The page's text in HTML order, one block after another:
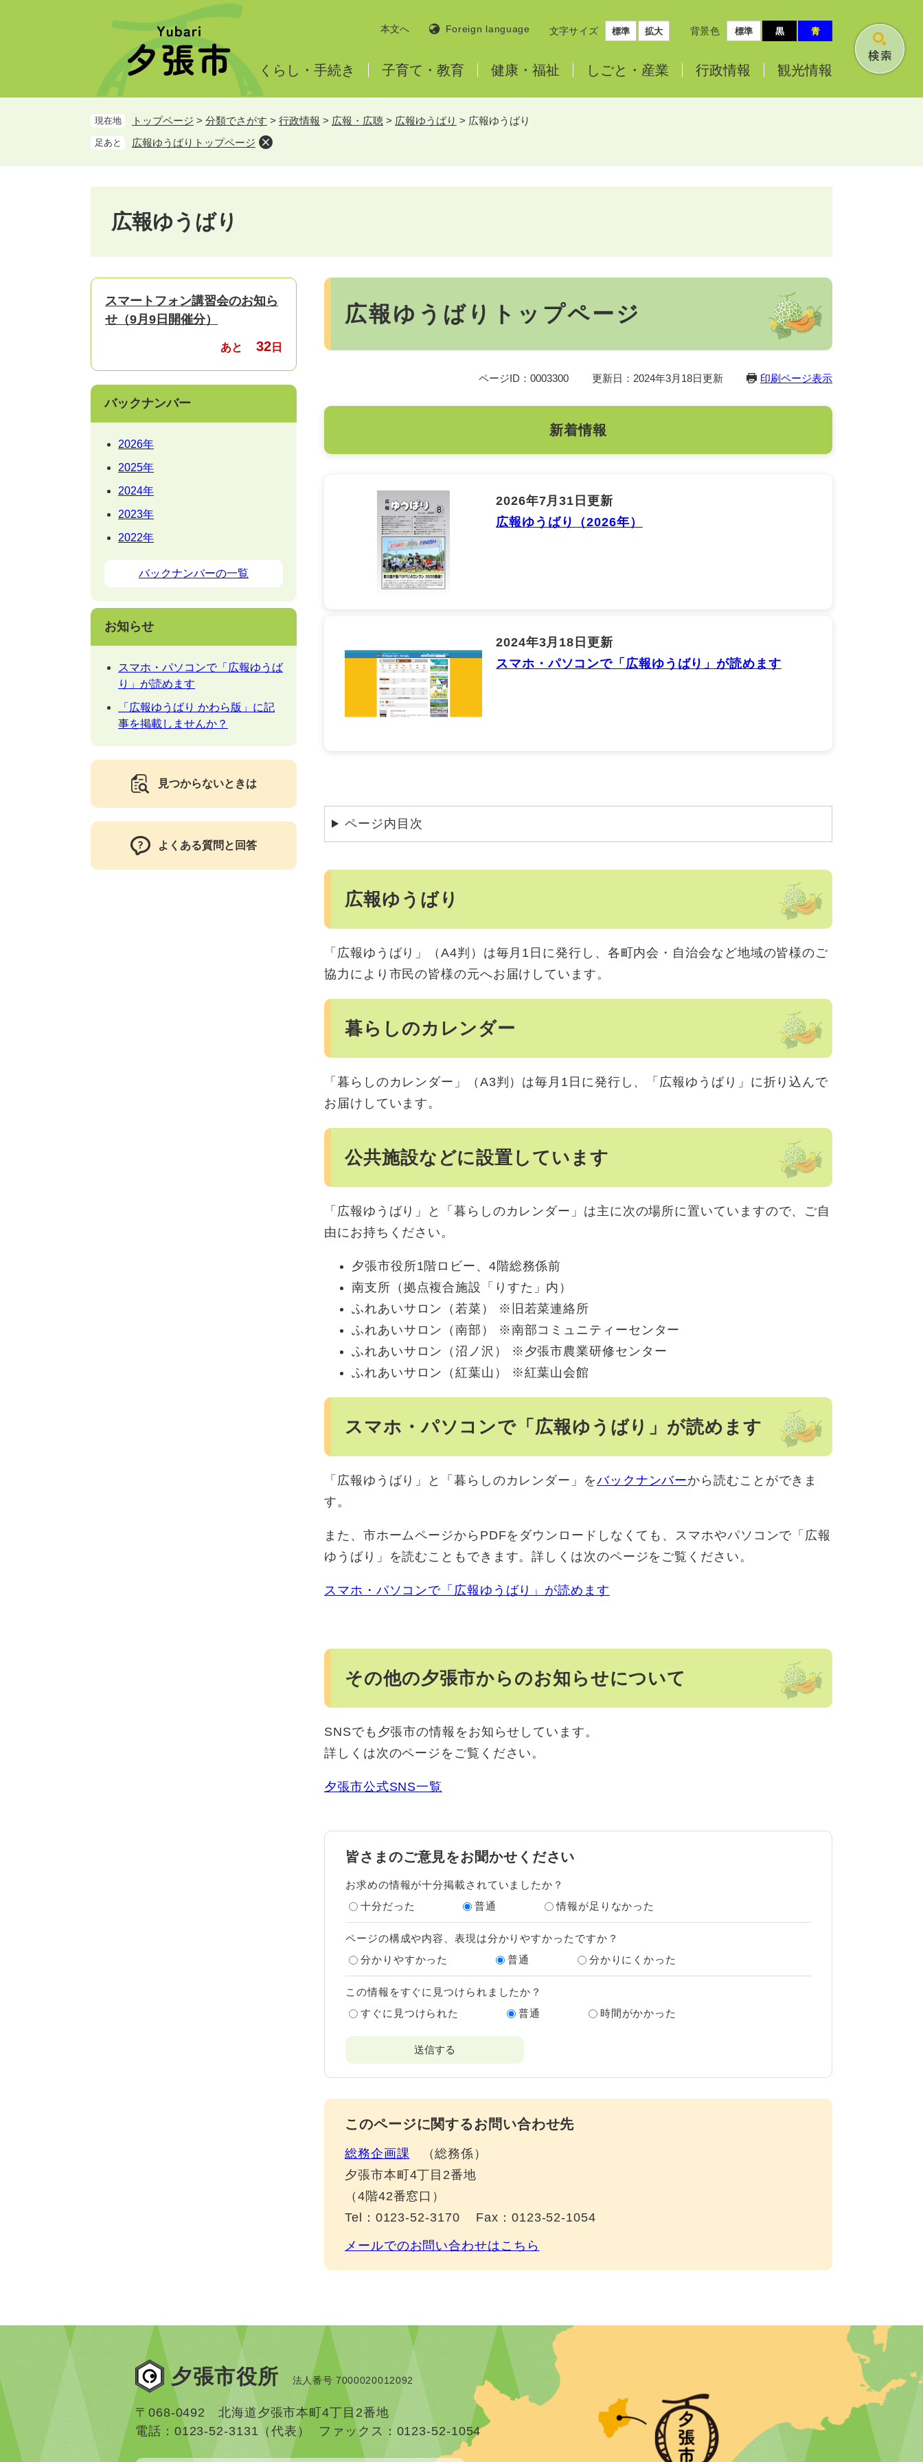
本文へ Foreign language 文字サイズ 標準 拡大 背景色 標準 黒 青
くらし・ 手続き 子育て・ 教育 健康・ 福祉 しごと・ 産業 行政情報 観光情報
検
現在地 トップページ > 分類でさがす > 行政情報 > 広報・広聴 > 広報ゆうばり > 広報ゆうばり
足あと 広報ゆうばりトップページ
広報ゆうばり
本
広報ゆうばりトップページ
ページID：0003300 更新日：2024年3月18日更新 印刷ページ表示
新着情報
2026年7月31日更新
広報ゆうばり（2026年）
2024年3月18日更新
スマホ・パソコンで「広報ゆうばり」が読めます
ページ内目次
広報ゆうばり
「広報ゆうばり」（A4判）は毎月1日に発行し、各町内会・自治会など地域の皆様のご
協力により市民の皆様の元へお届けしています。
暮らしのカレンダー
「暮らしのカレンダー」（A3判）は毎月1日に発行し、「広報ゆうばり」に折り込んで
お届けしています。
公共施設などに設置しています
「広報ゆうばり」と「暮らしのカレンダー」は主に次の場所に置いていますので、ご自
由にお持ちください。
夕張市役所1階ロビー、4階総務係前
南支所（拠点複合施設「りすた」内）
ふれあいサロン（若菜） ※旧若菜連絡所
ふれあいサロン（南部） ※南部コミュニティーセンター
ふれあいサロン（沼ノ沢） ※夕張市農業研修センター
ふれあいサロン（紅葉山） ※紅葉山会館
スマホ・パソコンで「広報ゆうばり」が読めます
「広報ゆうばり」と「暮らしのカレンダー」をバックナンバーから読むことができま
す。
また、市ホームページからPDFをダウンロードしなくても、スマホやパソコンで「広報
ゆうばり」を読むこともできます。詳しくは次のページをご覧ください。
スマホ・パソコンで「広報ゆうばり」が読めます
その他の夕張市からのお知らせについて
SNSでも夕張市の情報をお知らせしています。
詳しくは次のページをご覧ください。
夕張市公式SNS一覧
皆さまのご意見をお聞かせください
お求めの情報が十分掲載されていましたか？
十分だった
普通 情報が足りなかった
ページの構成や内容、表現は分かりやすかったですか？
分かりやすかった
普通 分かりにくかった
この情報をすぐに見つけられましたか？
すぐに見つけられた
普通 時間がかかった
このページに関するお問い合わせ先
総務企画課
総務係
夕張市本町4丁目2番地
（4階42番窓口）
Tel：0123-52-3170
Fax：0123-52-1054
メールでのお問い合わせはこちら
スマートフォン講習会のお知ら
せ（9月9日開催分）
あと 32 日
バックナンバー
2026年
2025年
2024年
2023年
2022年
バックナンバーの一覧
お知らせ
スマホ・パソコンで「広報ゆうば
り」が読めます
「広報ゆうばり かわら版」に記
事を掲載しませんか？
見つからないときは
よくある質問と回答
夕張市役所 法人番号 7000020012092
〒068-0492 北海道夕張市本町4丁目2番地
電話：0123-52-3131（代表）
ファックス：0123-52-1054